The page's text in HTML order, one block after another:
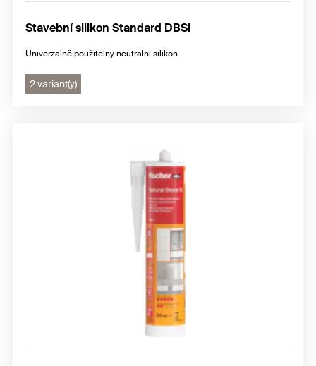
Stavební silikon Standard DBSI
Univerzálně použitelný neutrální silikon
2 variant(y)